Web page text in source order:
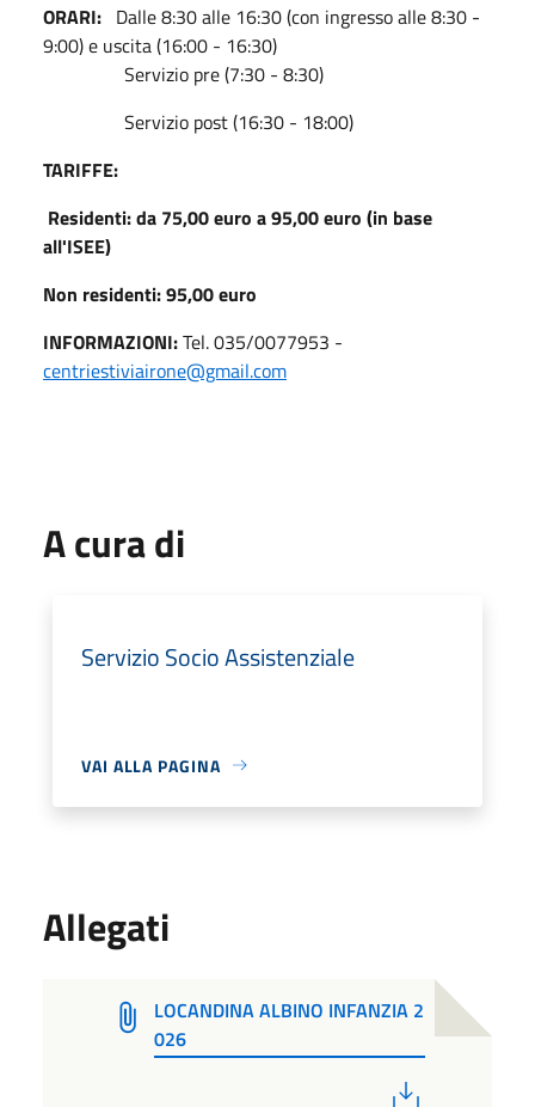
ORARI: Dalle 8:30 alle 16:30 (con ingresso alle 8:30 -
9:00) e uscita (16:00 - 16:30)
Servizio pre (7:30 - 8:30)
Servizio post (16:30 - 18:00)
TARIFFE:
Residenti: da 75,00 euro a 95,00 euro (in base
all'ISEE)
Non residenti: 95,00 euro
INFORMAZIONI:Tel. 035/0077953 -
centriestiviairone@gmail.com
A cura di
Servizio Socio Assistenziale
VAI ALLA PAGINA
Allegati
LOCANDINA ALBINO INFANZIA 2
026